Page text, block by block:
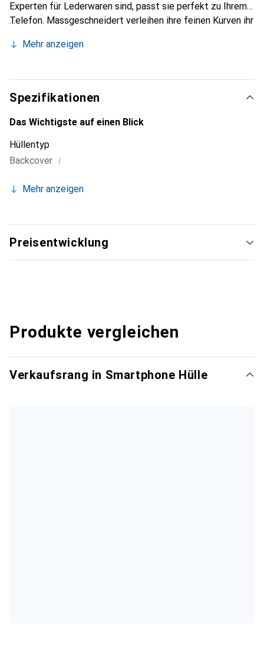
Experten für Lederwaren sind, passt sie perfekt zu Ihrem
Telefon. Massgeschneidert verleihen ihre feinen Kurven ihr
integralen Accessoire Ihres Smartphones. International
Noreve eine sichere Wahl für eine anspruchsvolle Klientel.
Mehr anzeigen
Spezifikationen
Das Wichtigste auf einen Blick
Hüllentyp
Backcover i
Mehr anzeigen
Preisentwicklung
Produkte vergleichen
Verkaufsrang in Smartphone Hülle